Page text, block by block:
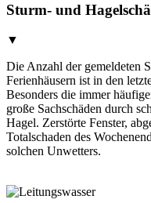
Sturm- und
▼
Die Anzahl der gemeldeten
Ferienhäusern ist in den
Besonders die immer
große Sachschäden durch
Hagel. Zerstörte Fenster,
Totalschaden des
solchen Unwetters.